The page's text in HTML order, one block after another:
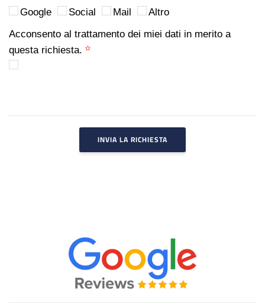
Google
Social Mail
Altro
Acconsento al trattamento dei miei dati in merito a
questa richiesta.
INVIA LA RICHIESTA